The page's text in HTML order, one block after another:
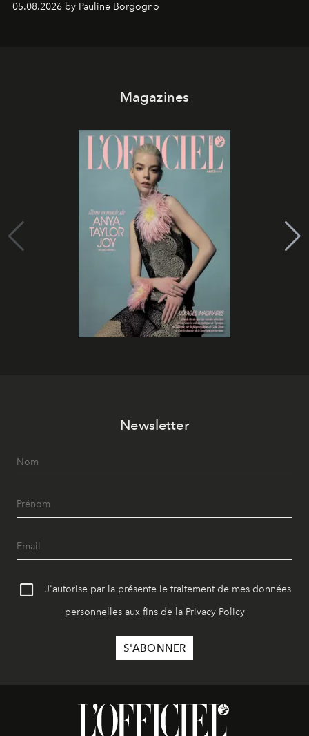
05.08.2026 by Pauline Borgogno
Magazines
Newsletter
J'autorise par la présente le traitement de mes données
personnelles aux fins de la Privacy Policy